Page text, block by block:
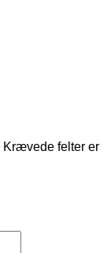
Krævede felter er